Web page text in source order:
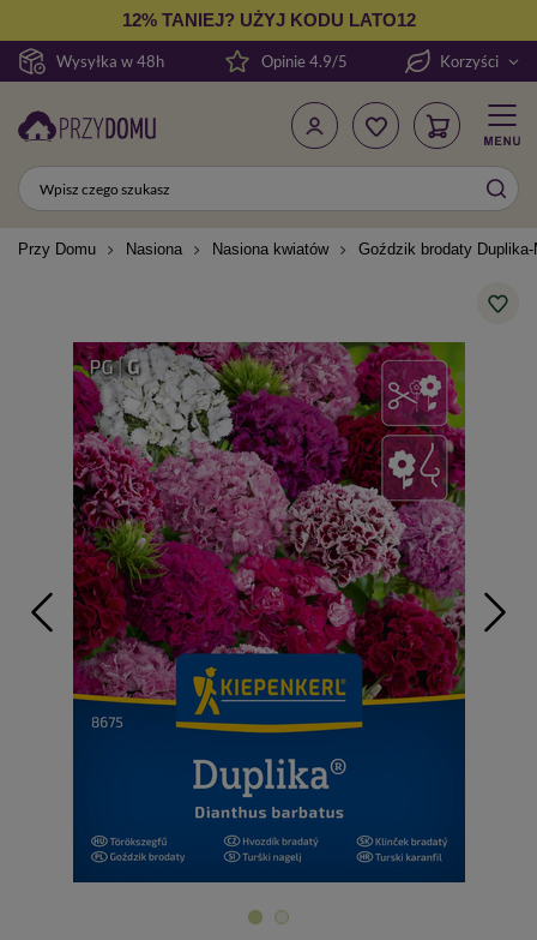
Wysyłka w 48h
12% TANIEJ? UŻYJ KODU LATO12
Opinie 4.9/5 Korzyści
Przy Domu Nasiona Nasiona kwiatów Goździk brodaty